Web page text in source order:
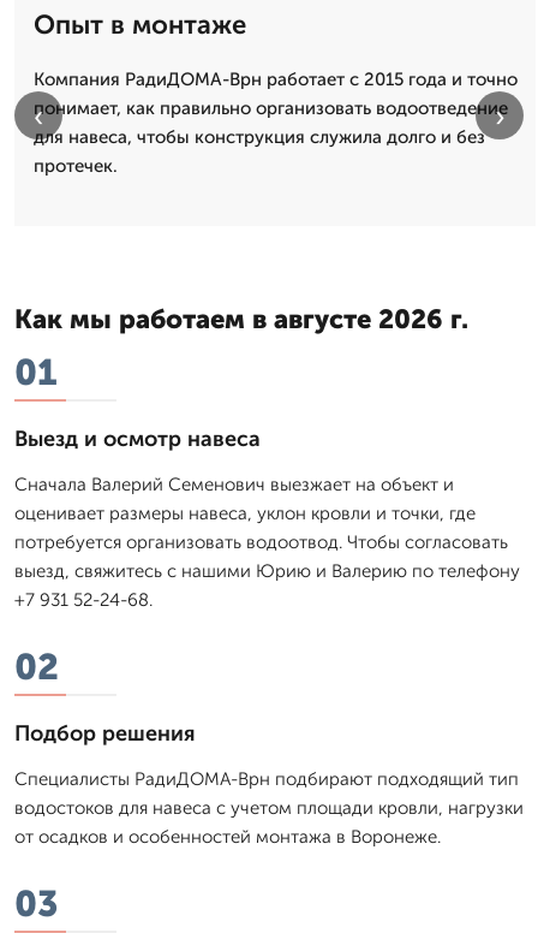
Опыт в монтаже
Компания РадиДОМА-Врн работает с 2015 года и точно
понимает, как правильно организовать водоотведение
для навеса, чтобы конструкция служила долго и без
протечек.
‹ ›
Как мы работаем в августе 2026 г.
01
Выезд и осмотр навеса
Сначала Валерий Семенович выезжает на объект и
оценивает размеры навеса, уклон кровли и точки, где
потребуется организовать водоотвод. Чтобы согласовать
выезд, свяжитесь с нашими Юрию и Валерию по телефону
+7 931 52-24-68.
02
Подбор решения
Специалисты РадиДОМА-Врн подбирают подходящий тип
водостоков для навеса с учетом площади кровли, нагрузки
от осадков и особенностей монтажа в Воронеже.
03